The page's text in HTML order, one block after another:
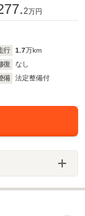
2万円
行 1.7万km
復
なし
備
法定整備付